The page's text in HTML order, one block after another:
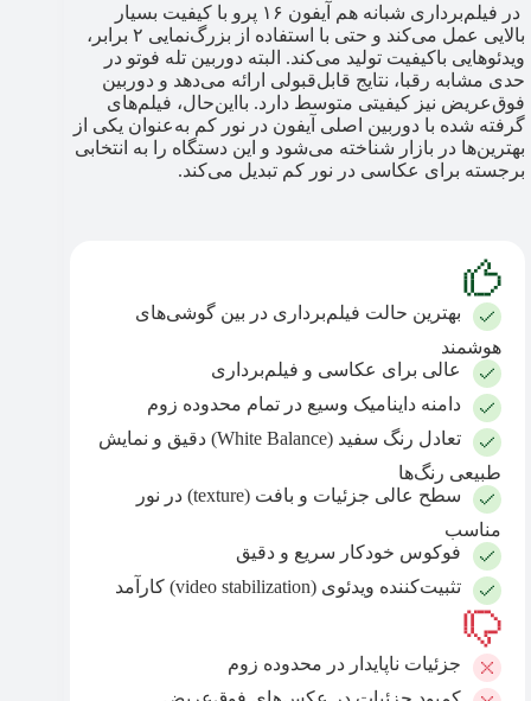
در فیلم‌برداری شبانه هم آیفون ۱۶ پرو با کیفیت بسیار
بالایی عمل می‌کند و حتی با استفاده از بزرگ‌نمایی ۲ برابر،
ویدئوهایی باکیفیت تولید می‌کند. البته دوربین تله فوتو در
حدی مشابه رقبا، نتایج قابل‌قبولی ارائه می‌دهد و دوربین
فوق‌عریض نیز کیفیتی متوسط دارد. بااین‌حال، فیلم‌های
گرفته شده با دوربین اصلی آیفون در نور کم به‌عنوان یکی از
بهترین‌ها در بازار شناخته می‌شود و این دستگاه را به انتخابی
برجسته برای عکاسی در نور کم تبدیل می‌کند.
بهترین حالت فیلم‌برداری در بین گوشی‌های
هوشمند
عالی برای عکاسی و فیلم‌برداری
دامنه داینامیک وسیع در تمام محدوده زوم
تعادل رنگ سفید (White Balance) دقیق و نمایش
طبیعی رنگ‌ها
سطح عالی جزئیات و بافت (texture) در نور
مناسب
فوکوس خودکار سریع و دقیق
تثبیت‌کننده ویدئوی (video stabilization) کارآمد
جزئیات ناپایدار در محدوده زوم